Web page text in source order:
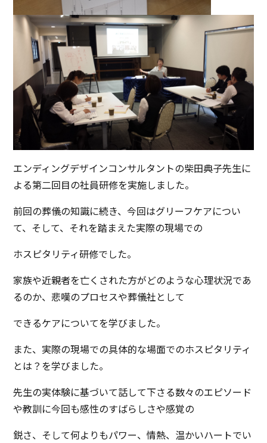
エンディングデザインコンサルタントの柴田典子先生に
よる第二回目の社員研修を実施しました。
前回の葬儀の知識に続き、今回はグリーフケアについ
て、そして、それを踏まえた実際の現場での
ホスピタリティ研修でした。
家族や近親者を亡くされた方がどのような心理状況であ
るのか、悲嘆のプロセスや葬儀社として
できるケアについてを学びました。
また、実際の現場での具体的な場面でのホスピタリティ
とは？を学びました。
先生の実体験に基づいて話して下さる数々のエピソード
や教訓に今回も感性のすばらしさや感覚の
鋭さ、そして何よりもパワー、情熱、温かいハートでい